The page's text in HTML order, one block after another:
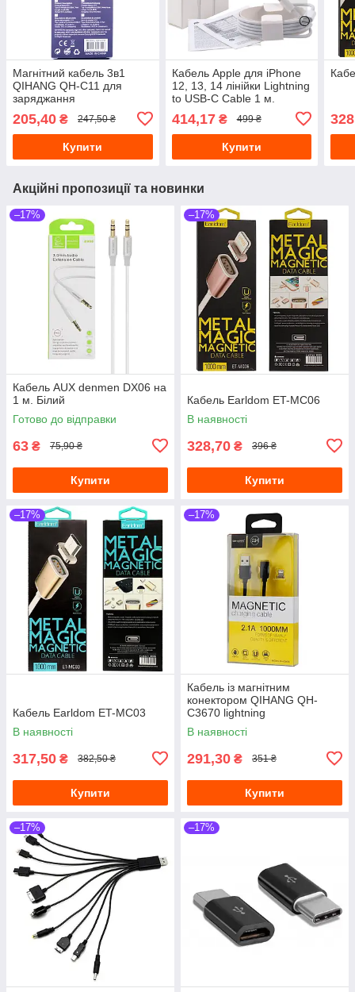
Магнітний кабель 3в1
QIHANG QH-C11 для
заряджання
Lightning/microUSB/Type-C
1 м. Silver
205,40 ₴ 247,50 ₴
Купити
Кабель Apple для iPhone
12, 13, 14 лінійки Lightning
to USB-C Cable 1 м.
A1703
414,17₴ 499 ₴
Купити
Акційні пропозиції та новинки
–17%
Кабель AUX denmen DX06 на
1 м. Білий
Готово до відправки
63 ₴ 75,90 ₴
Купити
–17%
Кабель Earldom ET-MC06
В наявності
328,70 ₴ 396 ₴
Купити
–17%
Кабель Earldom ET-MC03
В наявності
317,50 ₴ 382,50 ₴
Купити
–17%
Кабель із магнітним
конектором QIHANG QH-
C3670 lightning
В наявності
291,30 ₴ 351 ₴
Купити
–17% –17%